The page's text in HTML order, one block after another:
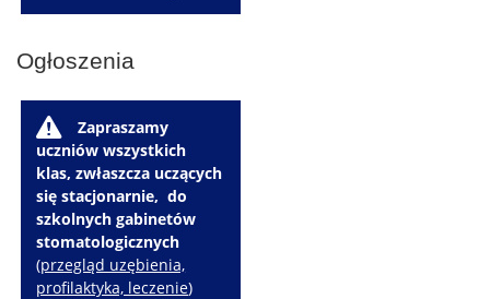
Ogłoszenia
W
Zapraszamy
uczniów wszystkich
klas, zwłaszcza uczących
się stacjonarnie, do
szkolnych gabinetów
stomatologicznych
(przegląd uzębienia,
profilaktyka, leczenie)